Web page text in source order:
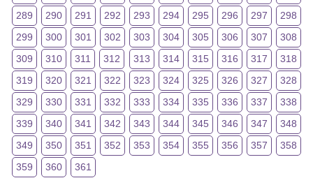
289 290 291 292 293 294 295 296 297
298
299
300 301 302 303 304 305 306 307
308
309
310 311 312 313 314 315 316 317
318
319
320 321 322 323 324 325 326 327
328
329
330 331 332 333 334 335 336 337
338
339
340 341 342 343 344 345 346 347
348
349
350 351 352 353 354 355 356 357
358
359
360 361